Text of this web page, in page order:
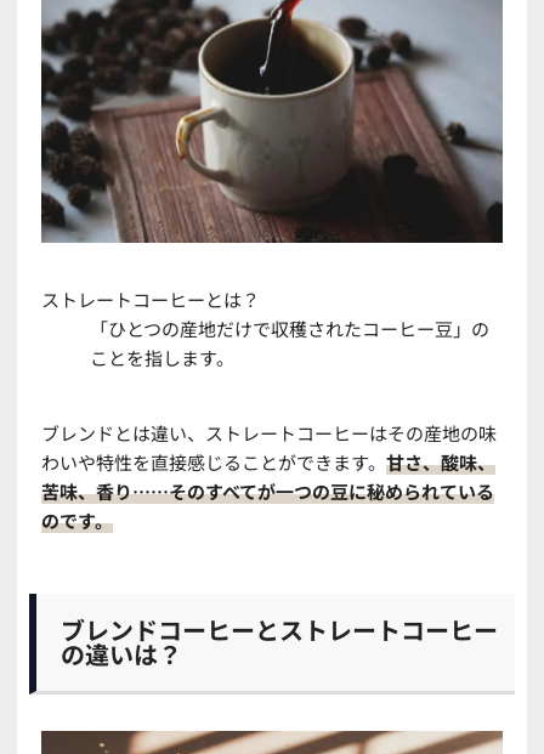
ストレートコーヒーとは？
「ひとつの産地だけで収穫されたコーヒー豆」の
ことを指します。
ブレンドとは違い、ストレートコーヒーはその産地の味
わいや特性を直接感じることができます。 甘さ、酸味、
苦味、香り……そのすべてが一つの豆に秘められている
のです。
ブレンドコーヒーとストレートコーヒー
の違いは？